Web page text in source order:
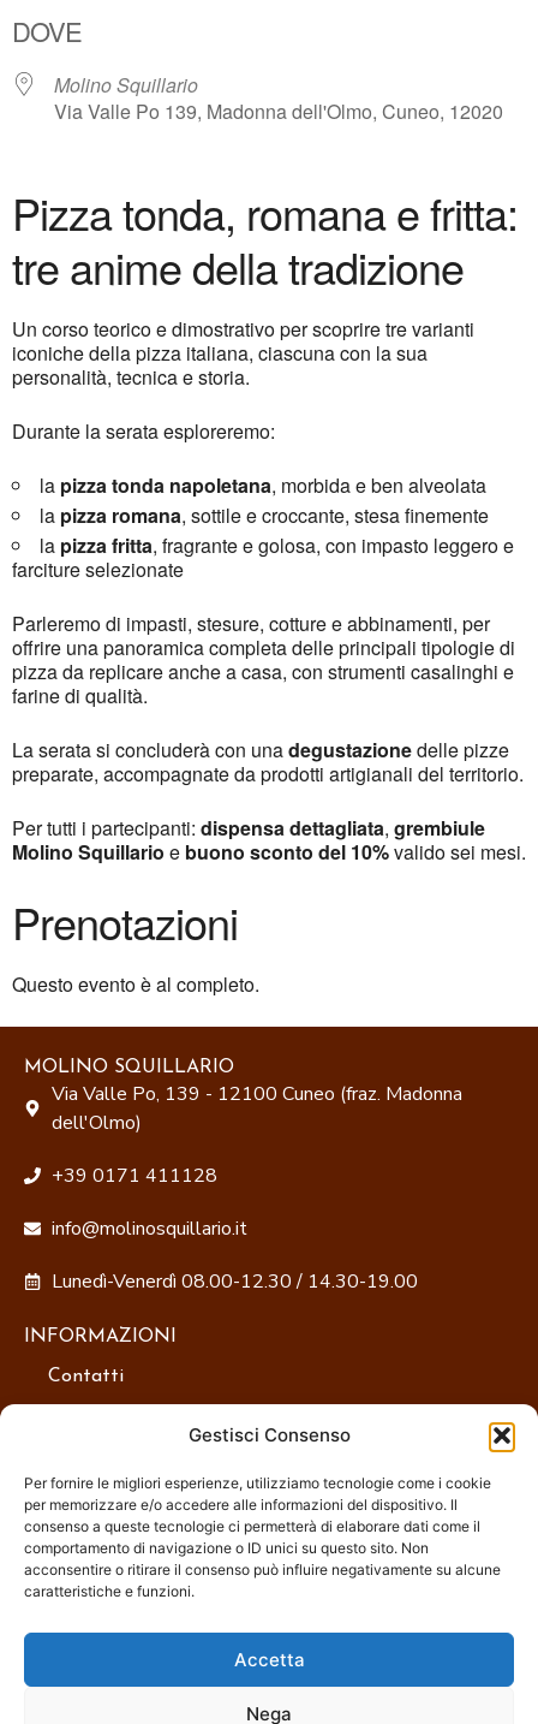
Gestisci Consenso
Per fornire le migliori esperienze, utilizziamo tecnologie come i cookie
per memorizzare e/o accedere alle informazioni del dispositivo. Il
consenso a queste tecnologie ci permetterà di elaborare dati come il
comportamento di navigazione o ID unici su questo sito. Non
acconsentire o ritirare il consenso può influire negativamente su alcune
caratteristiche e funzioni.
Accetta
Nega
DOVE
Molino Squillario
Via Valle Po 139, Madonna dell'Olmo, Cuneo, 12020
Pizza tonda, romana e fritta:
tre anime della tradizione
Un corso teorico e dimostrativo per scoprire tre varianti
iconiche della pizza italiana, ciascuna con la sua
personalità, tecnica e storia.
Durante la serata esploreremo:
la pizza tonda napoletana, morbida e ben alveolata
la pizza romana, sottile e croccante, stesa finemente
la pizza fritta, fragrante e golosa, con impasto leggero e
farciture selezionate
Parleremo di impasti, stesure, cotture e abbinamenti, per
offrire una panoramica completa delle principali tipologie di
pizza da replicare anche a casa, con strumenti casalinghi e
farine di qualità.
La serata si concluderà con unadegustazionedelle pizze
preparate, accompagnate da prodotti artigianali del territorio.
Per tutti i partecipanti: dispensa dettagliata, grembiule
Molino Squillario e buono sconto del 10%valido sei mesi.
Prenotazioni
Questo evento è al completo.
MOLINO SQUILLARIO
Via Valle Po, 139 - 12100 Cuneo (fraz. Madonna
dell'Olmo)
+39 0171 411128
info@molinosquillario.it
Lunedì-Venerdì 08.00-12.30 / 14.30-19.00
INFORMAZIONI
Contatti
Termini e Condizioni
Privacy Policy
Cookie Policy
Preferenze Cookies